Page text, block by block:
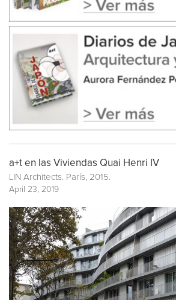
a+t en las Viviendas Quai Henri IV
LIN Architects. París, 2015.
April 23, 2019